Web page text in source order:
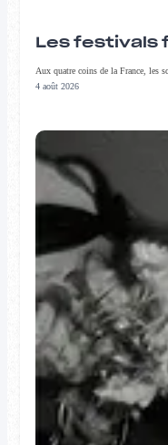
Les festivals
Aux quatre coins de la France, les
4 août 2026